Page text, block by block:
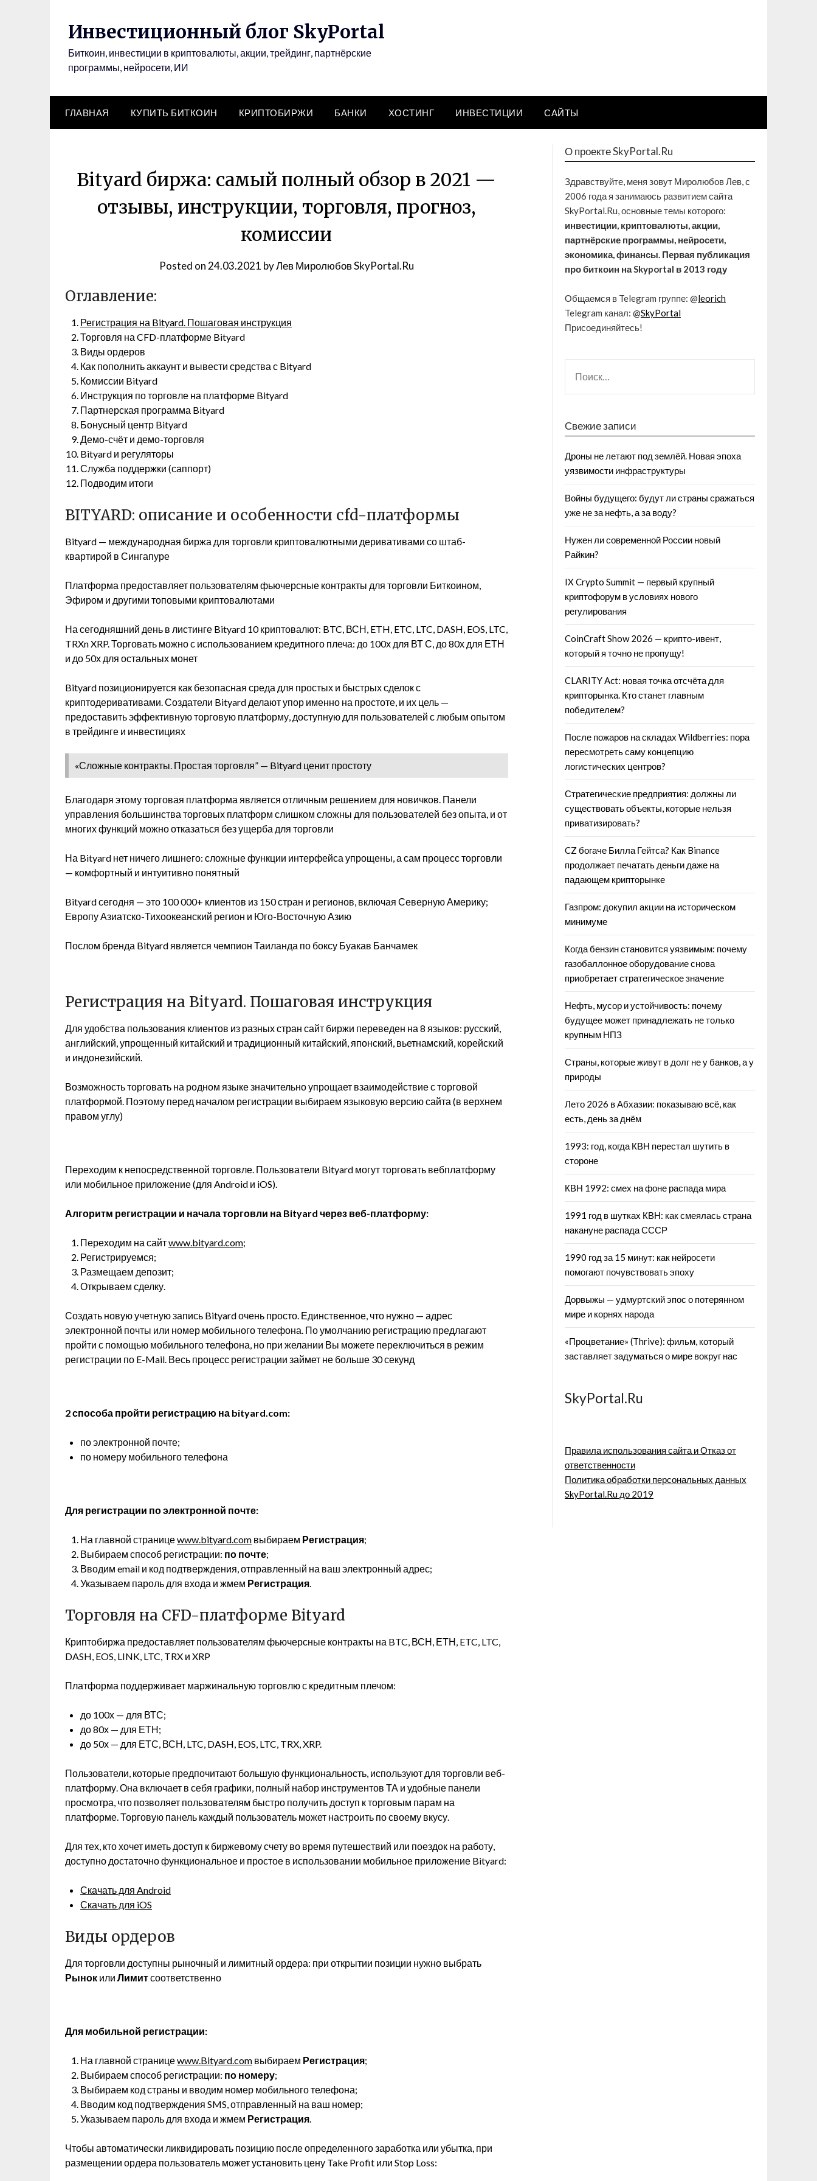
Инвестиционный блог SkyPortal
Биткоин, инвестиции в криптовалюты, акции, трейдинг, партнёрские
программы, нейросети, ИИ
ГЛАВНАЯ КУПИТЬ БИТКОИН КРИПТОБИРЖИ БАНКИ ХОСТИНГ ИНВЕСТИЦИИ САЙТЫ
Bityard биржа: самый полный обзор в 2021 —
отзывы, инструкции, торговля, прогноз,
комиссии
Posted on 24.03.2021 byЛев Миролюбов SkyPortal.Ru
Оглавление:
Регистрация на Bityard. Пошаговая инструкция
Торговля на CFD-платформе Bityard
Виды ордеров
Как пополнить аккаунт и вывести средства с Bityard
Комиссии Bityard
Инструкция по торговле на платформе Bityard
Партнерская программа Bityard
Бонусный центр Bityard
Демо-счёт и демо-торговля
Bityard и регуляторы
Служба поддержки (саппорт)
Подводим итоги
BITYARD: описание и особенности cfd-платформы
Bityard — международная биржа для торговли криптовалютными деривативами со штаб-
квартирой в Сингапуре
Платформа предоставляет пользователям фьючерсные контракты для торговли Биткоином,
Эфиром и другими топовыми криптовалютами
На сегодняшний день в листинге Bityard 10 криптовалют: BTC, ВСН, ETH, ETC, LTC, DASH, EOS, LTC,
TRXn XRP. Торговать можно с использованием кредитного плеча: до 100х для ВТ С, до 80х для ЕТН
и до 50х для остальных монет
Bityard позиционируется как безопасная среда для простых и быстрых сделок с
криптодеривативами. Создатели Bityard делают упор именно на простоте, и их цель —
предоставить эффективную торговую платформу, доступную для пользователей с любым опытом
в трейдинге и инвестициях
«Сложные контракты. Простая торговля” — Bityard ценит простоту
Благодаря этому торговая платформа является отличным решением для новичков. Панели
управления большинства торговых платформ слишком сложны для пользователей без опыта, и от
многих функций можно отказаться без ущерба для торговли
На Bityard нет ничего лишнего: сложные функции интерфейса упрощены, а сам процесс торговли
— комфортный и интуитивно понятный
Bityard сегодня — это 100 000+ клиентов из 150 стран и регионов, включая Северную Америку;
Европу Азиатско-Тихоокеанский регион и Юго-Восточную Азию
Послом бренда Bityard является чемпион Таиланда по боксу Буакав Банчамек
Регистрация на Bityard. Пошаговая инструкция
Для удобства пользования клиентов из разных стран сайт биржи переведен на 8 языков: русский,
английский, упрощенный китайский и традиционный китайский, японский, вьетнамский, корейский
и индонезийский.
Возможность торговать на родном языке значительно упрощает взаимодействие с торговой
платформой. Поэтому перед началом регистрации выбираем языковую версию сайта (в верхнем
правом углу)
Переходим к непосредственной торговле. Пользователи Bityard могут торговать вебплатформу
или мобильное приложение (для Android и iOS).
Алгоритм регистрации и начала торговли на Bityard через веб-платформу:
Переходим на сайтwww.bityard.com;
Регистрируемся;
Размещаем депозит;
Открываем сделку.
Создать новую учетную запись Bityard очень просто. Единственное, что нужно — адрес
электронной почты или номер мобильного телефона. По умолчанию регистрацию предлагают
пройти с помощью мобильного телефона, но при желании Вы можете переключиться в режим
регистрации по E-Mail. Весь процесс регистрации займет не больше 30 секунд
2 способа пройти регистрацию на bityard.com:
по электронной почте;
по номеру мобильного телефона
Для регистрации по электронной почте:
На главной страницеwww.bityard.com выбираем Регистрация;
Выбираем способ регистрации: по почте;
Вводим email и код подтверждения, отправленный на ваш электронный адрес;
Указываем пароль для входа и жмем Регистрация.
Торговля на CFD-платформе Bityard
Криптобиржа предоставляет пользователям фьючерсные контракты на BTC, ВСН, ЕТН, ETC, LTC,
DASH, EOS, LINK, LTC, TRX и XRP
Платформа поддерживает маржинальную торговлю с кредитным плечом:
до 100х — для ВТС;
до 80х — для ЕТН;
до 50х — для ЕТС, ВСН, LTC, DASH, EOS, LTC, TRX, XRP.
Пользователи, которые предпочитают большую функциональность, используют для торговли веб-
платформу. Она включает в себя графики, полный набор инструментов ТА и удобные панели
просмотра, что позволяет пользователям быстро получить доступ к торговым парам на
платформе. Торговую панель каждый пользователь может настроить по своему вкусу.
Для тех, кто хочет иметь доступ к биржевому счету во время путешествий или поездок на работу,
доступно достаточно функциональное и простое в использовании мобильное приложение Bityard:
Скачать для Android
Скачать для iOS
Виды ордеров
Для торговли доступны рыночный и лимитный ордера: при открытии позиции нужно выбрать
Рынок или Лимитсоответственно
Для мобильной регистрации:
На главной страницеwww.Bityard.com выбираем Регистрация;
Выбираем способ регистрации: по номеру;
Выбираем код страны и вводим номер мобильного телефона;
Вводим код подтверждения SMS, отправленный на ваш номер;
Указываем пароль для входа и жмем Регистрация.
Чтобы автоматически ликвидировать позицию после определенного заработка или убытка, при
размещении ордера пользователь может установить цену Take Profit или Stop Loss:
О проекте SkyPortal.Ru
Здравствуйте, меня зовут Миролюбов Лев, с
2006 года я занимаюсь развитием сайта
SkyPortal.Ru, основные темы которого:
инвестиции, криптовалюты, акции,
партнёрские программы, нейросети,
экономика, финансы. Первая публикация
про биткоин на Skyportal в 2013 году
Общаемся в Telegram группе: @leorich
Telegram канал: @SkyPortal
Присоединяйтесь!
Свежие записи
Дроны не летают под землёй. Новая эпоха
уязвимости инфраструктуры
Войны будущего: будут ли страны сражаться
уже не за нефть, а за воду?
Нужен ли современной России новый
Райкин?
IX Crypto Summit — первый крупный
криптофорум в условиях нового
регулирования
CoinCraft Show 2026 — крипто-ивент,
который я точно не пропущу!
CLARITY Act: новая точка отсчёта для
крипторынка. Кто станет главным
победителем?
После пожаров на складах Wildberries: пора
пересмотреть саму концепцию
логистических центров?
Стратегические предприятия: должны ли
существовать объекты, которые нельзя
приватизировать?
CZ богаче Билла Гейтса? Как Binance
продолжает печатать деньги даже на
падающем крипторынке
Газпром: докупил акции на историческом
минимуме
Когда бензин становится уязвимым: почему
газобаллонное оборудование снова
приобретает стратегическое значение
Нефть, мусор и устойчивость: почему
будущее может принадлежать не только
крупным НПЗ
Страны, которые живут в долг не у банков, а у
природы
Лето 2026 в Абхазии: показываю всё, как
есть, день за днём
1993: год, когда КВН перестал шутить в
стороне
КВН 1992: смех на фоне распада мира
1991 год в шутках КВН: как смеялась страна
накануне распада СССР
1990 год за 15 минут: как нейросети
помогают почувствовать эпоху
Дорвыжы — удмуртский эпос о потерянном
мире и корнях народа
«Процветание» (Thrive): фильм, который
заставляет задуматься о мире вокруг нас
SkyPortal.Ru
Правила использования сайта и Отказ от
ответственности
Политика обработки персональных данных
SkyPortal.Ru до 2019